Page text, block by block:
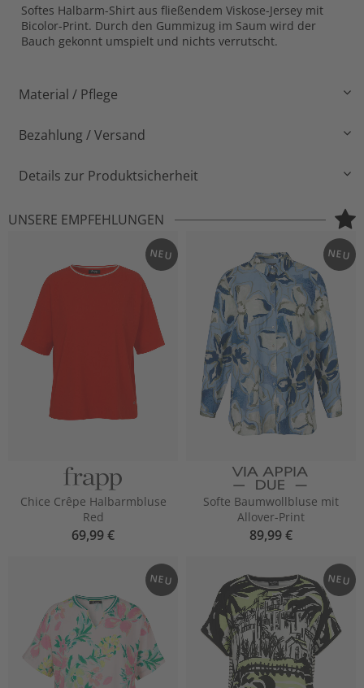
Softes Halbarm-Shirt aus fließendem Viskose-Jersey mit
Bicolor-Print. Durch den Gummizug im Saum wird der
Bauch gekonnt umspielt und nichts verrutscht.
Material / Pflege
Bezahlung / Versand
Details zur Produktsicherheit
UNSERE EMPFEHLUNGEN
NEU
Chice Crêpe Halbarmbluse
Red
69,99 €
NEU
Softe Baumwollbluse mit
Allover-Print
89,99 €
NEU NEU